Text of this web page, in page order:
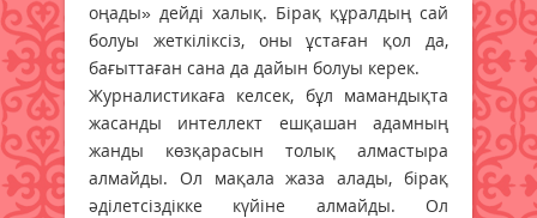
оңады» дейді халық. Бірақ құралдың сай
болуы жеткіліксіз, оны ұстаған қол да,
бағыттаған сана да дайын болуы керек.
Журналистикаға келсек, бұл мамандықта
жасанды интеллект ешқашан адамның
жанды көзқарасын толық алмастыра
алмайды. Ол мақала жаза алады, бірақ
әділетсіздікке күйіне алмайды. Ол